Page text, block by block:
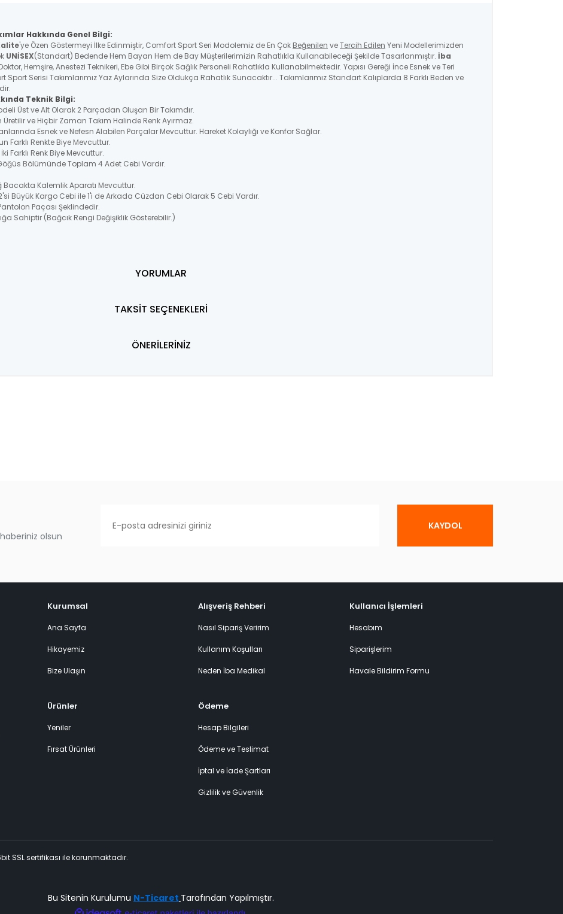
Hakkında Genel Bilgi:
'ye Özen Göstermeyi İlke Edinmiştir, Comfort Sport Seri Modolemiz de En Çok Beğenilen veTercih Edilen Yeni Modellerimizden
UNİSEX(Standart) Bedende Hem Bayan Hem de Bay Müşterilerimizin Rahatlıkla Kullanabileceği Şekilde Tasarlanmıştır. İba
Hemşire, Anestezi Teknikeri, Ebe Gibi Birçok Sağlık Personeli Rahatlıkla Kullanabilmektedir. Yapısı Gereği İnce Esnek ve Teri
Sport Serisi Takımlarımız Yaz Aylarında Size Oldukça Rahatlık Sunacaktır... Takımlarımız Standart Kalıplarda 8 Farklı Beden ve
Teknik Bilgi:
Üst ve Alt Olarak 2 Parçadan Oluşan Bir Takımdır.
ve Hiçbir Zaman Takım Halinde Renk Ayırmaz.
Esnek ve Nefesn Alabilen Parçalar Mevcuttur. Hareket Kolaylığı ve Konfor Sağlar.
Farklı Renkte Biye Mevcuttur.
Farklı Renk Biye Mevcuttur.
Bölümünde Toplam 4 Adet Cebi Vardır.
Kalemlik Aparatı Mevcuttur.
Büyük Kargo Cebi ile 1'i de Arkada Cüzdan Cebi Olarak 5 Cebi Vardır.
Paçası Şeklindedir.
Sahiptir (Bağcık Rengi Değişiklik Gösterebilir.)
YORUMLAR
TAKSİT SEÇENEKLERİ
ÖNERİLERİNİZ
olsun
KAYDOL
Kurumsal
Ana Sayfa
Hikayemiz
Bize Ulaşın
Alışveriş Rehberi
Nasıl Sipariş Veririm
Kullanım Koşulları
Neden İba Medikal
Ürünler
Yeniler
Fırsat Ürünleri
Ödeme
Hesap Bilgileri
Ödeme ve Teslimat
İptal ve İade Şartları
Gizlilik ve Güvenlik
Kullanıcı İşlemleri
Hesabım
Siparişlerim
Havale Bildirim Formu
SSL sertifikası ile korunmaktadır.
Bu Sitenin Kurulumu N-Ticaret Tarafından Yapılmıştır.